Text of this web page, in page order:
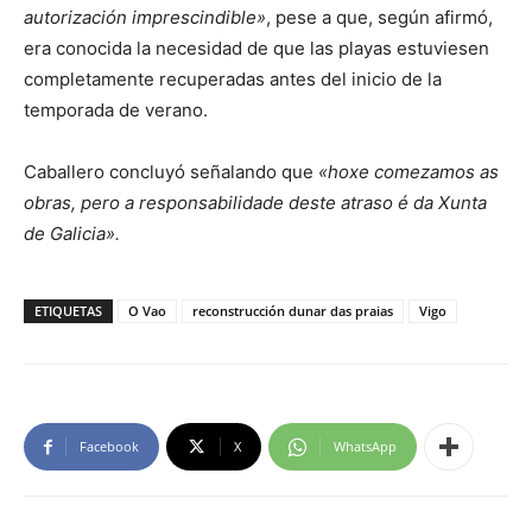
autorización imprescindible», pese a que, según afirmó,
era conocida la necesidad de que las playas estuviesen
completamente recuperadas antes del inicio de la
temporada de verano.
Caballero concluyó señalando que «hoxe comezamos as
obras, pero a responsabilidade deste atraso é da Xunta
de Galicia».
ETIQUETAS O Vao reconstrucción dunar das praias Vigo
Facebook X WhatsApp